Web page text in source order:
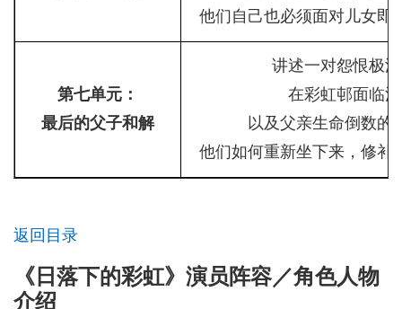
他们自己也必须面对儿女即
第七单元：
最后的父子和解
讲述一对怨恨极
在彩虹邨面临
以及父亲生命倒数的
他们如何重新坐下来，修补
返回目录
《日落下的彩虹》演员阵容／角色人物
介绍